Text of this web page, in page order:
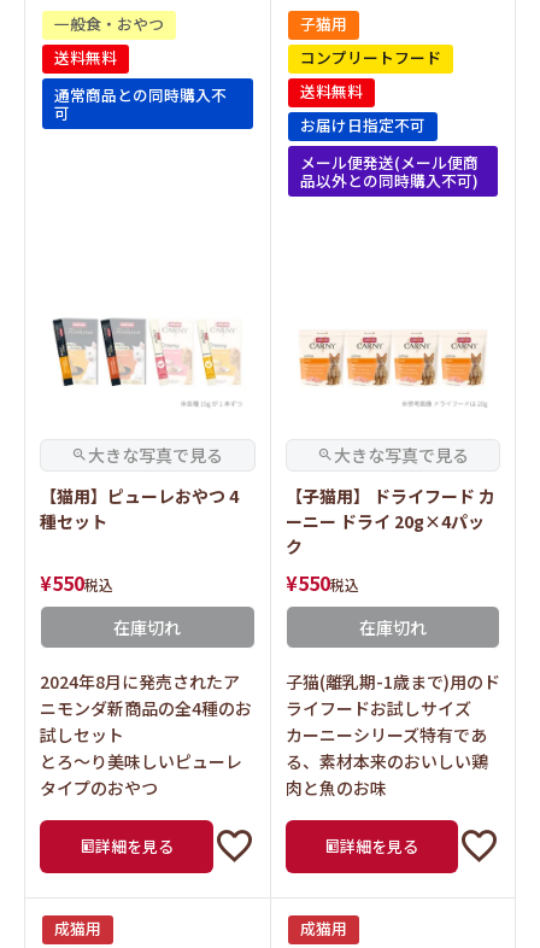
一般食・おやつ
送料無料
通常商品との同時購入不
可
【猫用】ピューレおやつ 4
種セット
¥550税込
在庫切れ
2024年8月に発売されたア
ニモンダ新商品の全4種のお
試しセット
とろ～り美味しいピューレ
タイプのおやつ
詳細を見る
子猫用
コンプリートフード
送料無料
お届け日指定不可
メール便発送(メール便商
品以外との同時購入不可)
【子猫用】 ドライフード カ
ーニー ドライ 20g×4パッ
ク
¥550税込
在庫切れ
子猫(離乳期-1歳まで)用のド
ライフードお試しサイズ
カーニーシリーズ特有であ
る、素材本来のおいしい鶏
肉と魚のお味
詳細を見る
成猫用
成猫用